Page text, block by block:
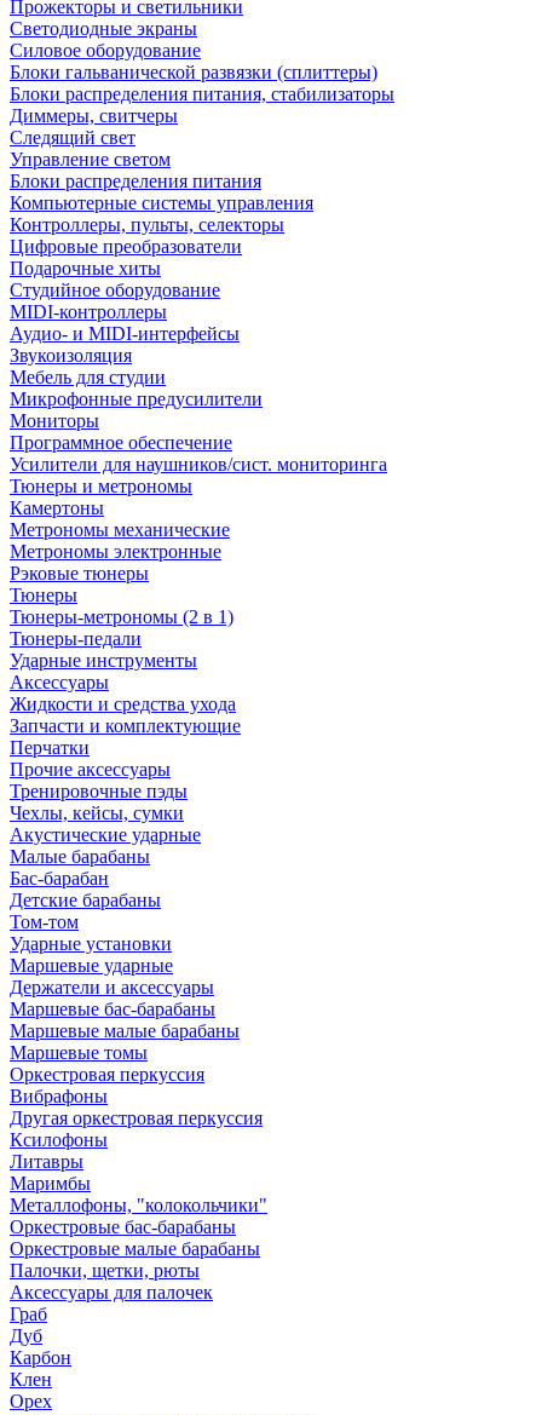
Прожекторы и светильники
Светодиодные экраны
Силовое оборудование
Блоки гальванической развязки (сплиттеры)
Блоки распределения питания, стабилизаторы
Диммеры, свитчеры
Следящий свет
Управление светом
Блоки распределения питания
Компьютерные системы управления
Контроллеры, пульты, селекторы
Цифровые преобразователи
Подарочные хиты
Студийное оборудование
MIDI-контроллеры
Аудио- и MIDI-интерфейсы
Звукоизоляция
Мебель для студии
Микрофонные предусилители
Мониторы
Программное обеспечение
Усилители для наушников/сист. мониторинга
Тюнеры и метрономы
Камертоны
Метрономы механические
Метрономы электронные
Рэковые тюнеры
Тюнеры
Тюнеры-метрономы (2 в 1)
Тюнеры-педали
Ударные инструменты
Аксессуары
Жидкости и средства ухода
Запчасти и комплектующие
Перчатки
Прочие аксессуары
Тренировочные пэды
Чехлы, кейсы, сумки
Акустические ударные
Mалые барабаны
Бас-барабан
Детские барабаны
Том-том
Ударные установки
Маршевые ударные
Держатели и аксессуары
Маршевые бас-барабаны
Маршевые малые барабаны
Маршевые томы
Оркестровая перкуссия
Вибрафоны
Другая оркестровая перкуссия
Ксилофоны
Литавры
Маримбы
Металлофоны, "колокольчики"
Оркестровые бас-барабаны
Оркестровые малые барабаны
Палочки, щетки, рюты
Аксессуары для палочек
Граб
Дуб
Карбон
Клен
Орех